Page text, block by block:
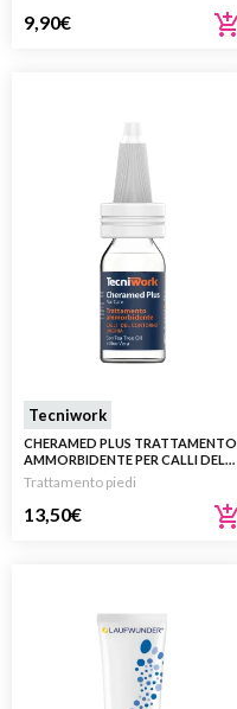
9,90€
Tecniwork
CHERAMED PLUS TRATTAMENTO
AMMORBIDENTE PER CALLI DEL
CONTORNO UNGHIA 15 ML
Trattamento piedi
13,50€